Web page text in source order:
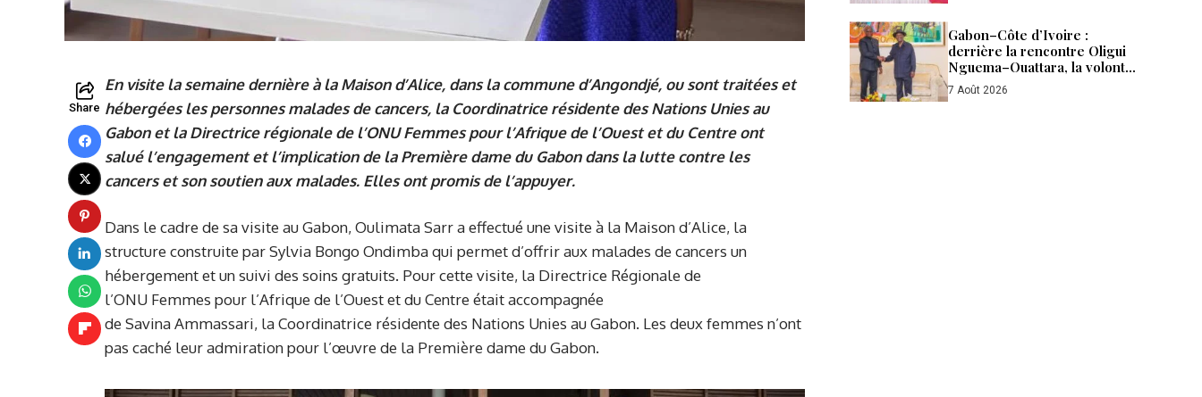
Share
En visite la semaine dernière à la Maison d’Alice, dans la commune d’Angondjé, ou sont traitées et
hébergées les personnes malades de cancers, la Coordinatrice résidente des Nations Unies au
Gabon et la Directrice régionale de l’ONU Femmes pour l’Afrique de l’Ouest et du Centre ont
salué l’engagement et l’implication de la Première dame du Gabon dans la lutte contre les
cancers et son soutien aux malades. Elles ont promis de l’appuyer.
Dans le cadre de sa visite au Gabon, Oulimata Sarr a effectué une visite à la Maison d’Alice, la
structure construite par Sylvia Bongo Ondimba qui permet d’offrir aux malades de cancers un
hébergement et un suivi des soins gratuits. Pour cette visite, la Directrice Régionale de
l’ONU Femmes pour l’Afrique de l’Ouest et du Centre était accompagnée
de Savina Ammassari, la Coordinatrice résidente des Nations Unies au Gabon. Les deux femmes n’ont
pas caché leur admiration pour l’œuvre de la Première dame du Gabon.
Gabon–Côte d’Ivoire :
derrière la rencontre Oligui
Nguema–Ouattara, la volonté
d’aller plus loin
7 Août 2026